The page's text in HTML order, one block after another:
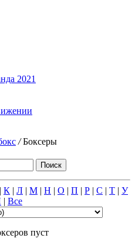
2021
/Боксеры
| К | Л | М | Н | О | П | Р | С | Т | У
| Все
пуст